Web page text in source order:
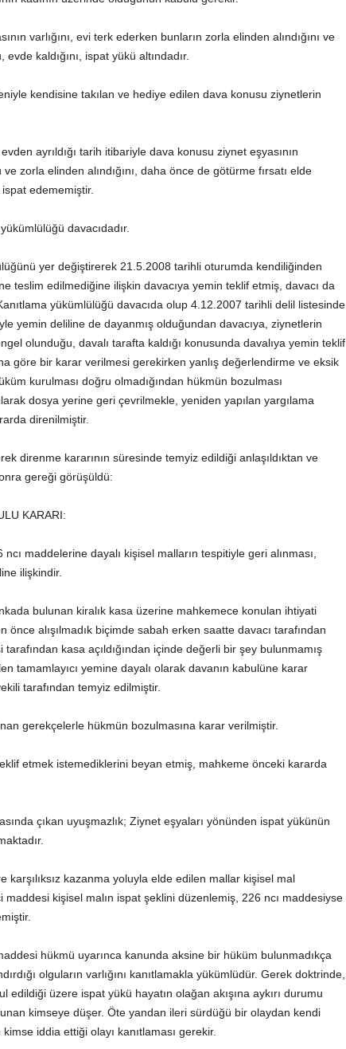
varlığını, evi terk ederken bunların zorla elinden alındığını ve
kaldığını, ispat yükü altındadır.
kendisine takılan ve hediye edilen dava konusu ziynetlerin
ayrıldığı tarih itibariyle dava konusu ziynet eşyasının
zorla elinden alındığını, daha önce de götürme fırsatı elde
edememiştir.
davacıdadır.
yer değiştirerek 21.5.2008 tarihli oturumda kendiliğinden
teslim edilmediğine ilişkin davacıya yemin teklif etmiş, davacı da
yükümlülüğü davacıda olup 4.12.2007 tarihli delil listesinde
yemin deliline de dayanmış olduğundan davacıya, ziynetlerin
olunduğu, davalı tarafta kaldığı konusunda davalıya yemin teklif
göre bir karar verilmesi gerekirken yanlış değerlendirme ve eksik
kurulması doğru olmadığından hükmün bozulması
dosya yerine geri çevrilmekle, yeniden yapılan yargılama
direnilmiştir.
direnme kararının süresinde temyiz edildiği anlaşıldıktan ve
gereği görüşüldü:
KARARI:
maddelerine dayalı kişisel malların tespitiyle geri alınması,
ilişkindir.
bulunan kiralık kasa üzerine mahkemece konulan ihtiyati
önce alışılmadık biçimde sabah erken saatte davacı tarafından
tarafından kasa açıldığından içinde değerli bir şey bulunmamış
tamamlayıcı yemine dayalı olarak davanın kabulüne karar
tarafından temyiz edilmiştir.
gerekçelerle hükmün bozulmasına karar verilmiştir.
etmek istemediklerini beyan etmiş, mahkeme önceki kararda
çıkan uyuşmazlık; Ziynet eşyaları yönünden ispat yükünün
kazanma yoluyla elde edilen mallar kişisel mal
maddesi kişisel malın ispat şeklini düzenlemiş, 226 ncı maddesiyse
hükmü uyarınca kanunda aksine bir hüküm bulunmadıkça
olguların varlığını kanıtlamakla yükümlüdür. Gerek doktrinde,
edildiği üzere ispat yükü hayatın olağan akışına aykırı durumu
kimseye düşer. Öte yandan ileri sürdüğü bir olaydan kendi
iddia ettiği olayı kanıtlaması gerekir.